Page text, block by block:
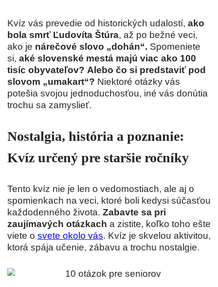
Kvíz vás prevedie od historických udalostí, ako
bola smrť Ľudovíta Štúra, až po bežné veci,
ako je nárečové slovo „dohán“. Spomeniete
si, aké slovenské mestá majú viac ako 100
tisíc obyvateľov? Alebo čo si predstaviť pod
slovom „umakart“? Niektoré otázky vás
potešia svojou jednoduchosťou, iné vás donútia
trochu sa zamyslieť.
Nostalgia, história a poznanie:
Kvíz určený pre staršie ročníky
Tento kvíz nie je len o vedomostiach, ale aj o
spomienkach na veci, ktoré boli kedysi súčasťou
každodenného života. Zabavte sa pri
zaujímavých otázkach a zistite, koľko toho ešte
viete o svete okolo vás. Kvíz je skvelou aktivitou,
ktorá spája učenie, zábavu a trochu nostalgie.